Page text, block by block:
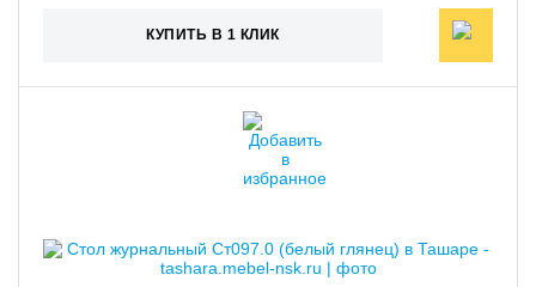
КУПИТЬ В 1 КЛИК